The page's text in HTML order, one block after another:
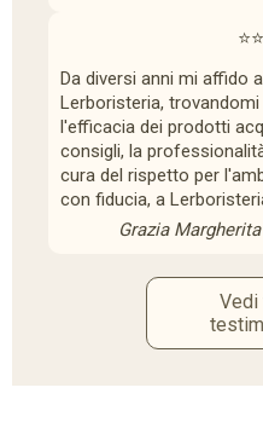
Da diversi anni mi affido
Lerboristeria,
l'efficacia dei prodotti
consigli, la
cura del rispetto per
con fiducia, a
Grazia
Vedi